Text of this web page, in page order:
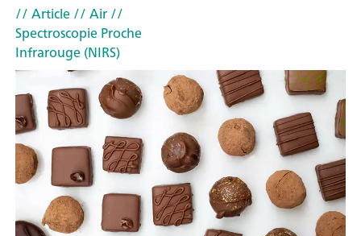
// Article// Air//
Spectroscopie Proche
Infrarouge (NIRS)